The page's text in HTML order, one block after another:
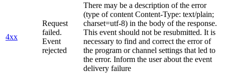
4xx
Request
failed.
Event
rejected
There may be a description of the error
(type of content Content-Type: text/plain;
charset=utf-8) in the body of the response.
This event should not be resubmitted. It is
necessary to find and correct the error of
the program or channel settings that led to
the error. Inform the user about the event
delivery failure